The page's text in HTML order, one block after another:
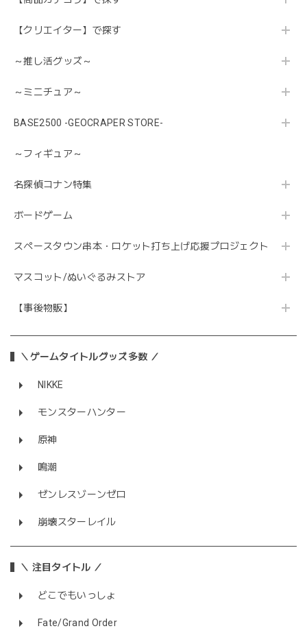
【クリエイター】で探す
～推し活グッズ～
～ミニチュア～
BASE2500 -GEOCRAPER STORE-
～フィギュア～
名探偵コナン特集
ボードゲーム
スペースタウン串本・ロケット打ち上げ応援プロジェクト
マスコット/ぬいぐるみストア
【事後物販】
＼ゲームタイトルグッズ多数 ／
NIKKE
モンスターハンター
原神
鳴潮
ゼンレスゾーンゼロ
崩壊スターレイル
＼ 注目タイトル ／
どこでもいっしょ
Fate/Grand Order